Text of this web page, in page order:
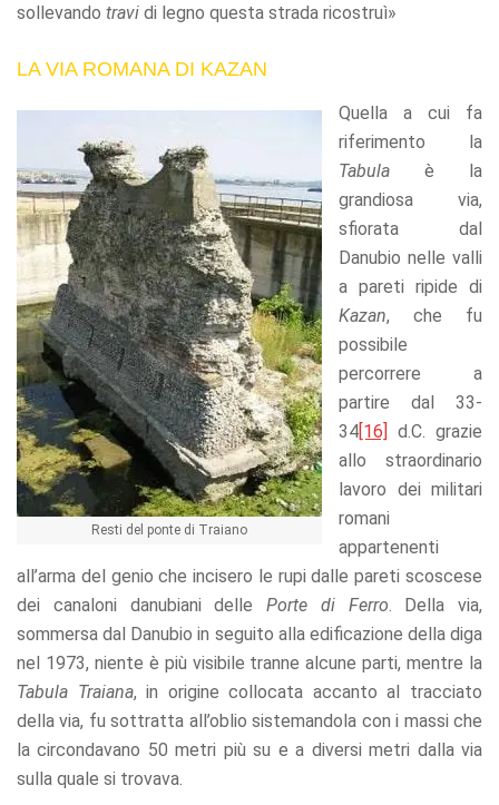
sollevando travi di legno questa strada ricostruì»
LA VIA ROMANA DI KAZAN
Resti del ponte di Traiano
Quella a cui fa
riferimento la
Tabula è la
grandiosa via,
sfiorata dal
Danubio nelle valli
a pareti ripide di
Kazan, che fu
possibile
percorrere a
partire dal 33-
34[16] d.C. grazie
allo straordinario
lavoro dei militari
romani
appartenenti
all’arma del genio che incisero le rupi dalle pareti scoscese
dei canaloni danubiani delle Porte di Ferro . Della via,
sommersa dal Danubio in seguito alla edificazione della diga
nel 1973, niente è più visibile tranne alcune parti, mentre la
Tabula Traiana, in origine collocata accanto al tracciato
della via, fu sottratta all’oblio sistemandola con i massi che
la circondavano 50 metri più su e a diversi metri dalla via
sulla quale si trovava.